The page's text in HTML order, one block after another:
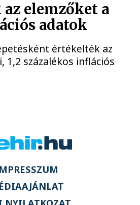
elemzőket a
adatok
értékelték az
1,2 százalékos inflációs